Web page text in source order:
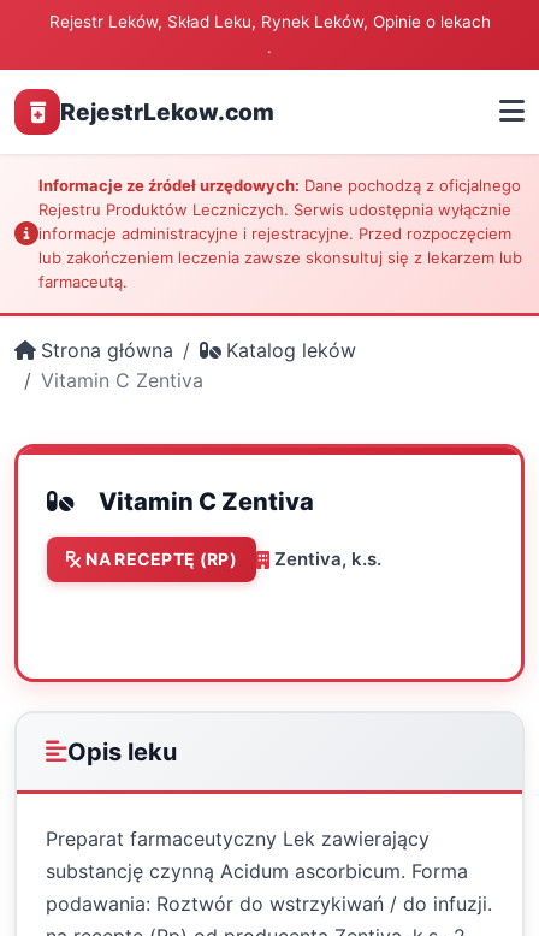
Rejestr Leków, Skład Leku, Rynek Leków, Opinie o lekach
.
RejestrLekow.com
Informacje ze źródeł urzędowych: Dane pochodzą z oficjalnego
Rejestru Produktów Leczniczych. Serwis udostępnia wyłącznie
informacje administracyjne i rejestracyjne. Przed rozpoczęciem
lub zakończeniem leczenia zawsze skonsultuj się z lekarzem lub
farmaceutą.
Strona główna
Katalog leków
Vitamin C Zentiva
Vitamin C Zentiva
NA RECEPTĘ (RP) Zentiva, k.s.
Opis leku
Preparat farmaceutyczny Lek zawierający
substancję czynną Acidum ascorbicum. Forma
podawania: Roztwór do wstrzykiwań / do infuzji.